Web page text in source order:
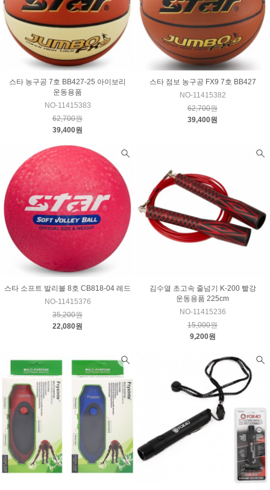
스타 농구공 7호 BB427-25 아이보리
운동용품
NO-11415383
62,700원
39,400원
스타 점보 농구공 FX9 7호 BB427
NO-11415382
62,700원
39,400원
스타 소프트 발리볼 8호 CB818-04 레드
NO-11415376
35,200원
22,080원
김수열 초고속 줄넘기 K-200 빨강
운동용품 225cm
NO-11415236
15,000원
9,200원